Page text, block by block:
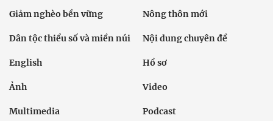
Giảm nghèo bền vững Nông thôn mới
Dân tộc thiểu số và miền núi Nội dung chuyên đề
English Hồ sơ
Ảnh Video
Multimedia Podcast